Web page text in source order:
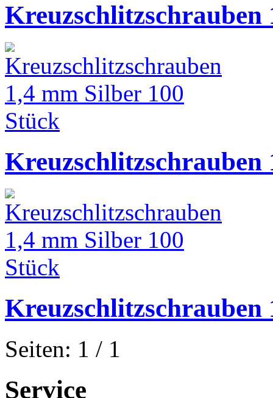
Kreuzschlitzschrauben
Kreuzschlitzschrauben
Kreuzschlitzschrauben
Seiten: 1 / 1
Service